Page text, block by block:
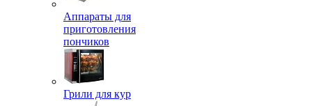
Аппараты для
приготовления
пончиков
Грили для кур